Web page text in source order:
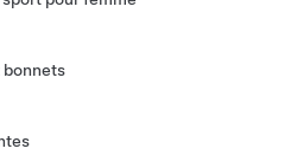
bonnets